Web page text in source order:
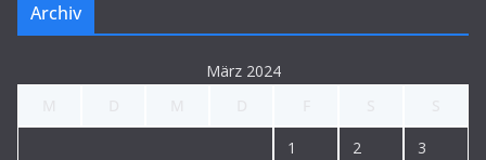
Archiv
März 2024
1 2 3